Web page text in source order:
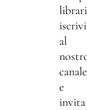
al
canale
e
invita